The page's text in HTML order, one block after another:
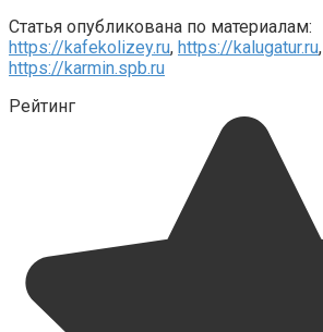
Статья опубликована по материалам:
https://kafekolizey.ru, https://kalugatur.ru,
https://karmin.spb.ru
Рейтинг